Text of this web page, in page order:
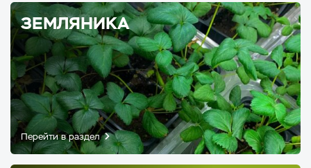
ЗЕМЛЯНИКА
Перейти в раздел